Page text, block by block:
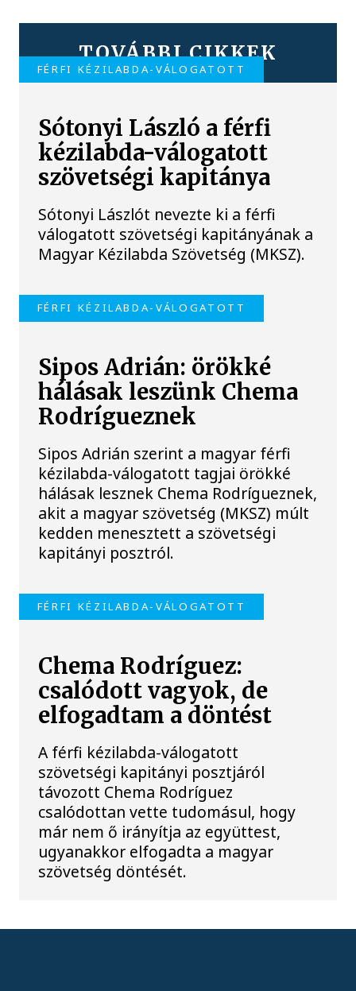
TOVÁBBI CIKKEK
FÉRFI KÉZILABDA-VÁLOGATOTT
Sótonyi László a férfi
kézilabda-válogatott
szövetségi kapitánya
Sótonyi Lászlót nevezte ki a férfi
válogatott szövetségi kapitányának a
Magyar Kézilabda Szövetség (MKSZ).
FÉRFI KÉZILABDA-VÁLOGATOTT
Sipos Adrián: örökké
hálásak leszünk Chema
Rodrígueznek
Sipos Adrián szerint a magyar férfi
kézilabda-válogatott tagjai örökké
hálásak lesznek Chema Rodrígueznek,
akit a magyar szövetség (MKSZ) múlt
kedden menesztett a szövetségi
kapitányi posztról.
FÉRFI KÉZILABDA-VÁLOGATOTT
Chema Rodríguez:
csalódott vagyok, de
elfogadtam a döntést
A férfi kézilabda-válogatott
szövetségi kapitányi posztjáról
távozott Chema Rodríguez
csalódottan vette tudomásul, hogy
már nem ő irányítja az együttest,
ugyanakkor elfogadta a magyar
szövetség döntését.